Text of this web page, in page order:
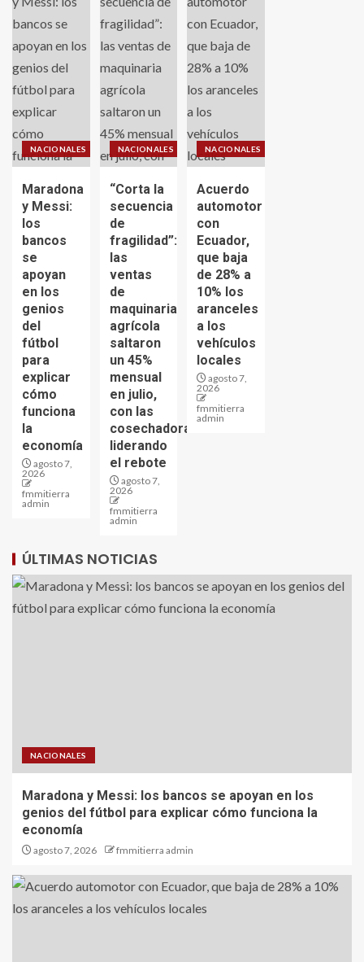
NACIONALES
Maradona
y Messi:
los
bancos
se
apoyan
en los
genios
del
fútbol
para
explicar
cómo
funciona
la
economía
agosto 7,
2026
fmmitierra
admin
NACIONALES
“Corta la
secuencia
de
fragilidad”:
las
ventas
de
maquinaria
agrícola
saltaron
un 45%
mensual
en julio,
con las
cosechadoras
liderando
el rebote
agosto 7,
2026
fmmitierra
admin
NACIONALES
Acuerdo
automotor
con
Ecuador,
que baja
de 28% a
10% los
aranceles
a los
vehículos
locales
agosto 7,
2026
fmmitierra
admin
ÚLTIMAS NOTICIAS
NACIONALES
Maradona y Messi: los bancos se apoyan en los
genios del fútbol para explicar cómo funciona la
economía
agosto 7, 2026 fmmitierra admin